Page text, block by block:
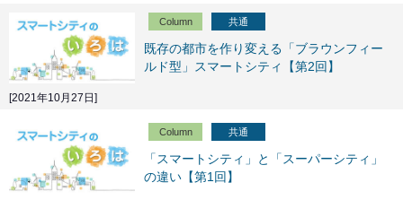
Column 共通
既存の都市を作り変える「ブラウンフィー
ルド型」スマートシティ【第2回】
[2021年10月27日]
Column 共通
「スマートシティ」と「スーパーシティ」
の違い【第1回】